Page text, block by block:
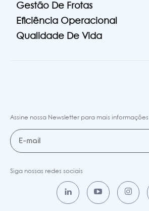
Gestão De Frotas
Eficiência Operacional
Qualidade De Vida
Assine nossa Newsletter para mais informações
Siga nossas redes sociais